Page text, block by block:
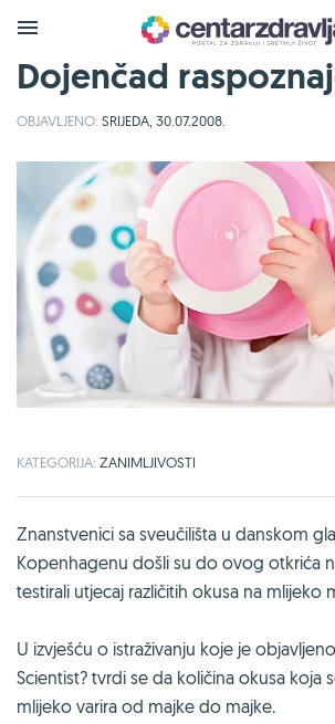
Dojenčad
OBJAVLJENO: SRIJEDA, 30.07.2008.
KATEGORIJA: ZANIMLJIVOSTI
Znanstvenici sa sveučilišta u danskom
Kopenhagenu došli su do ovog otkrića
testirali utjecaj različitih okusa na mlijeko
U izvješću o istraživanju koje je
Scientist? tvrdi se da količina okusa koja
mlijeko varira od majke do majke.